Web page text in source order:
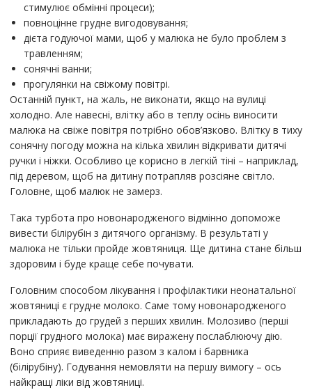
стимулює обмінні процеси);
повноцінне грудне вигодовування;
дієта годуючої мами, щоб у малюка не було проблем з
травленням;
сонячні ванни;
прогулянки на свіжому повітрі.
Останній пункт, на жаль, не виконати, якщо на вулиці
холодно. Але навесні, влітку або в теплу осінь виносити
малюка на свіже повітря потрібно обов’язково. Влітку в тиху
сонячну погоду можна на кілька хвилин відкривати дитячі
ручки і ніжки. Особливо це корисно в легкій тіні – наприклад,
під деревом, щоб на дитину потрапляв розсіяне світло.
Головне, щоб малюк не замерз.
Така турбота про новонародженого відмінно допоможе
вивести білірубін з дитячого організму. В результаті у
малюка не тільки пройде жовтяниця. Ще дитина стане більш
здоровим і буде краще себе почувати.
Головним способом лікування і профілактики неонатальної
жовтяниці є грудне молоко. Саме тому новонародженого
прикладають до грудей з перших хвилин. Молозиво (перші
порції грудного молока) має виражену послаблюючу дію.
Воно сприяє виведенню разом з калом і барвника
(білірубіну). Годування немовляти на першу вимогу – ось
найкращі ліки від жовтяниці.